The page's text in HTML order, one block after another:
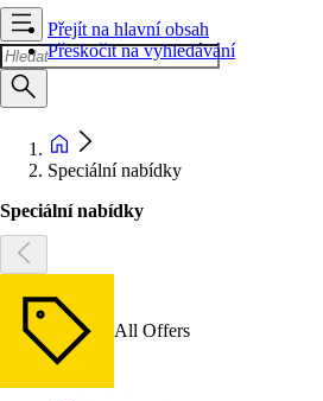
Přejít na hlavní obsah
Přeskočit na vyhledávání
Speciální nabídky
Speciální nabídky
All Offers